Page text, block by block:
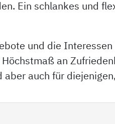
Ein schlankes und
und die
an
auch für